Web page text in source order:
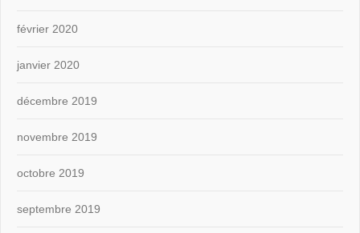
février 2020
janvier 2020
décembre 2019
novembre 2019
octobre 2019
septembre 2019